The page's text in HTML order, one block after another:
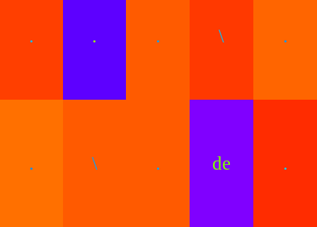
. . . \ .
. \ . de .